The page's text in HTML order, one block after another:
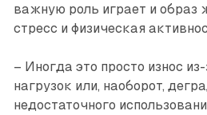
важную роль играет и образ
стресс и физическая
– Иногда это просто износ
нагрузок или, наоборот,
недостаточного